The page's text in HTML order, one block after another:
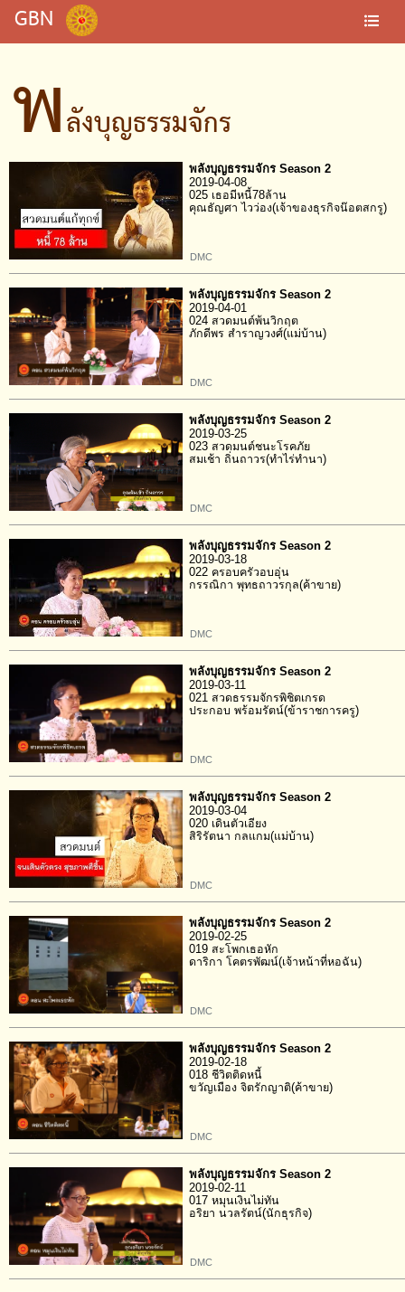
GBN
พลังบุญธรรมจักร
พลังบุญธรรมจักร Season 2
2019-04-08
025 เธอมีหนี้78ล้าน
คุณธัญศา ไวว่อง(เจ้าของธุรกิจน๊อตสกรู)
DMC
พลังบุญธรรมจักร Season 2
2019-04-01
024 สวดมนต์พ้นวิกฤต
ภักดีพร สำราญวงศ์(แม่บ้าน)
DMC
พลังบุญธรรมจักร Season 2
2019-03-25
023 สวดมนต์ชนะโรคภัย
สมเช้า ถิ่นถาวร(ทำไร่ทำนา)
DMC
พลังบุญธรรมจักร Season 2
2019-03-18
022 ครอบครัวอบอุ่น
กรรณิกา พุทธถาวรกุล(ค้าขาย)
DMC
พลังบุญธรรมจักร Season 2
2019-03-11
021 สวดธรรมจักรพิชิตเกรด
ประกอบ พร้อมรัตน์(ข้าราชการครู)
DMC
พลังบุญธรรมจักร Season 2
2019-03-04
020 เดินตัวเอียง
สิริรัตนา กลแกม(แม่บ้าน)
DMC
พลังบุญธรรมจักร Season 2
2019-02-25
019 สะโพกเธอหัก
ดาริกา โคตรพัฒน์(เจ้าหน้าที่หอฉัน)
DMC
พลังบุญธรรมจักร Season 2
2019-02-18
018 ชีวิตติดหนี้
ขวัญเมือง จิตรักญาติ(ค้าขาย)
DMC
พลังบุญธรรมจักร Season 2
2019-02-11
017 หมุนเงินไม่ทัน
อริยา นวลรัตน์(นักธุรกิจ)
DMC